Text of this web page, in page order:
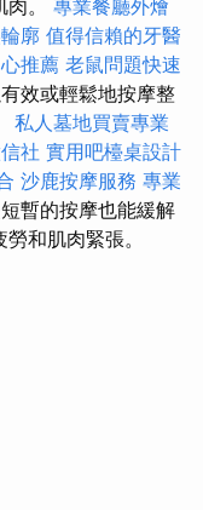
。 專業餐廳外燴
廓 值得信賴的牙醫
推薦 老鼠問題快速
效或輕鬆地按摩整
私人墓地買賣專業
社 實用吧檯桌設計
沙鹿按摩服務 專業
暫的按摩也能緩解
和肌肉緊張。